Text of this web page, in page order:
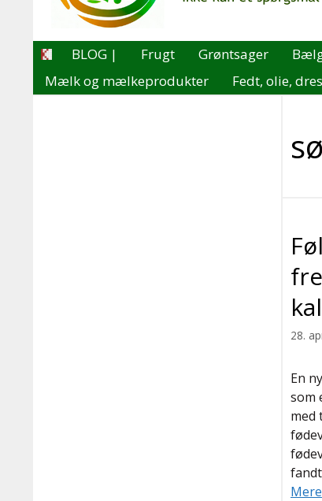
BLOG | Frugt Grøntsager
Mælk og mælkeprodukter
Fedt, olie,
28.
En
som
med
Mere